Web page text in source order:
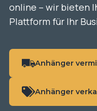
online – wir bieten
Plattform für Ihr
Anhänger
Anhänger